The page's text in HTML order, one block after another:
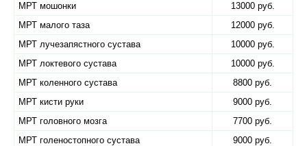
МРТ мошонки
13000 руб.
МРТ малого таза
12000 руб.
МРТ лучезапястного сустава
10000 руб.
МРТ локтевого сустава
10000 руб.
МРТ коленного сустава
8800 руб.
МРТ кисти руки
9000 руб.
МРТ головного мозга
7700 руб.
МРТ голеностопного сустава
9000 руб.